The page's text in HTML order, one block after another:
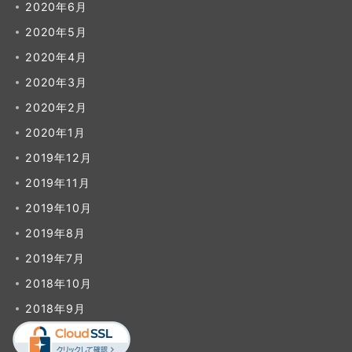
2020年6月
2020年5月
2020年4月
2020年3月
2020年2月
2020年1月
2019年12月
2019年11月
2019年10月
2019年8月
2019年7月
2018年10月
2018年9月